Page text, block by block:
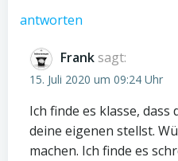
antworten
Frank sagt:
15. Juli 2020 um 09:24 Uhr
Ich finde es klasse,
deine eigenen stellst.
machen. Ich finde es